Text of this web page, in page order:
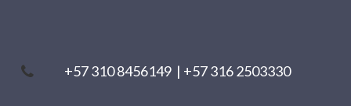
+57 310 8456149 | +57 316 2503330